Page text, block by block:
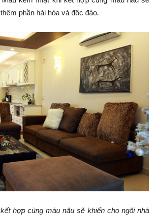
phần hài hòa và độc đáo.
hợp cùng màu nâu sẽ khiến cho ngôi nhà